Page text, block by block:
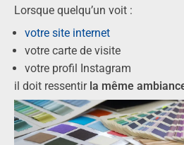
Lorsque quelqu’un voit :
votre site internet
votre carte de visite
votre profil Instagram
il doit ressentir la même